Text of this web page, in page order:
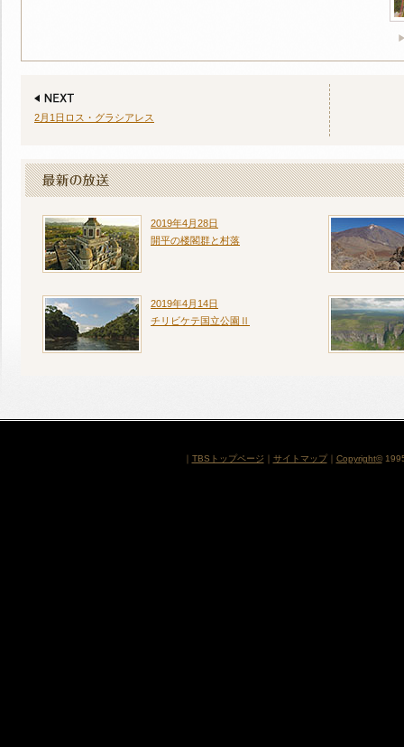
2月1日ロス・グラシアレス
2019年4月28日
開平の楼閣群と村落
2019年4月14日
チリビケテ国立公園Ⅱ
TBSトップページ サイトマップ｜ Copyright©